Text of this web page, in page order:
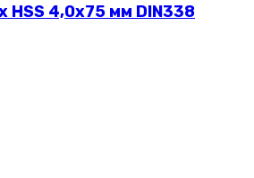
HSS 4,0х75 мм DIN338